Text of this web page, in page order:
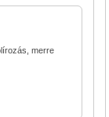
merre